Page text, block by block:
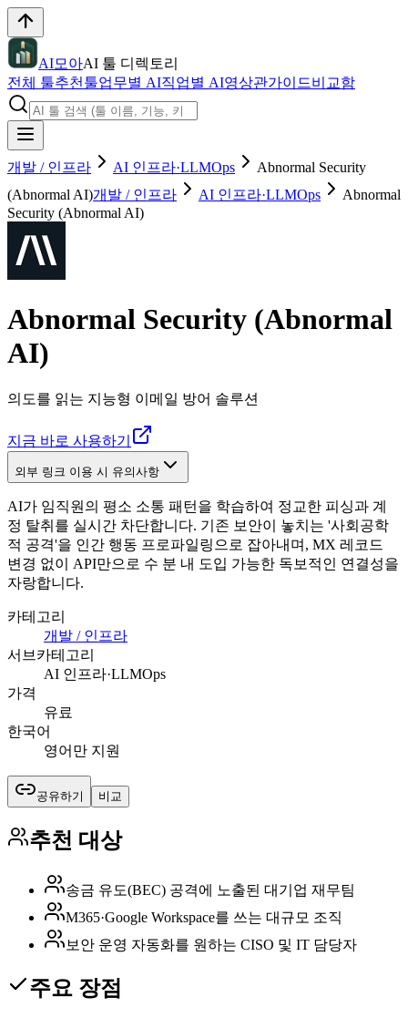
AI모아AI 툴 디렉토리
전체 툴추천툴업무별 AI직업별 AI영상관가이드비교함
개발 / 인프라 AI 인프라·LLMOps
Abnormal Security
(Abnormal AI)개발 / 인프라 AI 인프라·LLMOps
Abnormal
Security (Abnormal AI)
Abnormal Security (Abnormal
AI)
의도를 읽는 지능형 이메일 방어 솔루션
지금 바로 사용하기
외부 링크 이용 시 유의사항
AI가 임직원의 평소 소통 패턴을 학습하여 정교한 피싱과 계
정 탈취를 실시간 차단합니다. 기존 보안이 놓치는 '사회공학
적 공격'을 인간 행동 프로파일링으로 잡아내며, MX 레코드
변경 없이 API만으로 수 분 내 도입 가능한 독보적인 연결성을
자랑합니다.
카테고리
개발 / 인프라
서브카테고리
AI 인프라·LLMOps
가격
유료
한국어
영어만 지원
공유하기 비교
추천 대상
송금 유도(BEC) 공격에 노출된 대기업 재무팀
M365·Google Workspace를 쓰는 대규모 조직
보안 운영 자동화를 원하는 CISO 및 IT 담당자
주요 장점